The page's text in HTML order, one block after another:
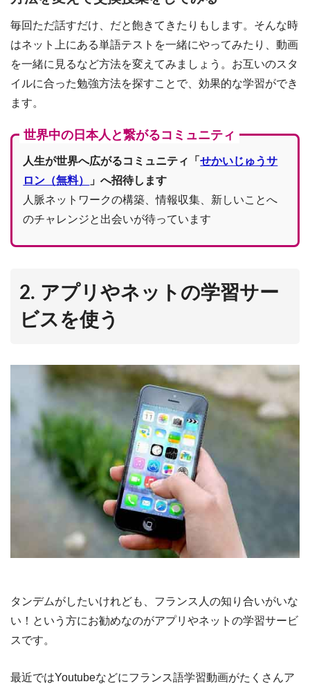
毎回ただ話すだけ、だと飽きてきたりもします。そんな時
はネット上にある単語テストを一緒にやってみたり、動画
を一緒に見るなど方法を変えてみましょう。お互いのスタ
イルに合った勉強方法を探すことで、効果的な学習ができ
ます。
世界中の日本人と繋がるコミュニティ
人生が世界へ広がるコミュニティ「せかいじゅうサ
ロン（無料）
」へ招待します
人脈ネットワークの構築、情報収集、新しいことへ
のチャレンジと出会いが待っています
2. アプリやネットの学習サー
ビスを使う
タンデムがしたいけれども、フランス人の知り合いがいな
い！という方にお勧めなのがアプリやネットの学習サービ
スです。
最近ではYoutubeなどにフランス語学習動画がたくさんア